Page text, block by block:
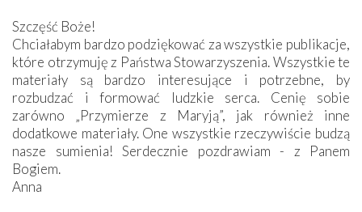
Szczęść Boże!
Chciałabym bardzo podziękować za wszystkie publikacje,
które otrzymuję z Państwa Stowarzyszenia. Wszystkie te
materiały są bardzo interesujące i potrzebne, by
rozbudzać i formować ludzkie serca. Cenię sobie
zarówno „Przymierze z Maryją”, jak również inne
dodatkowe materiały. One wszystkie rzeczywiście budzą
nasze sumienia! Serdecznie pozdrawiam - z Panem
Bogiem.
Anna